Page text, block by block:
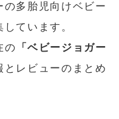
の多胎児向けベビー
ています。
の 「ベビージョガー
とレビューのまとめ